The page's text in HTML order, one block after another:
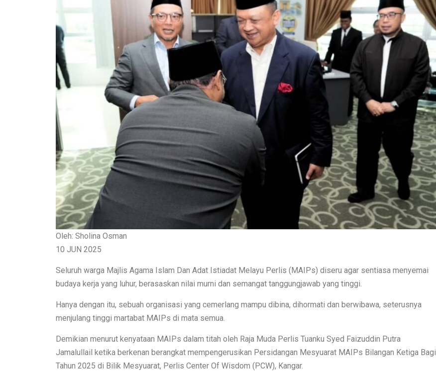
Oleh: Sholina Osman
10 JUN 2025
Seluruh warga Majlis Agama Islam Dan Adat Istiadat Melayu Perlis (MAIPs) diseru agar sentiasa menyemai
budaya kerja yang luhur, berasaskan nilai murni dan semangat tanggungjawab yang tinggi.
Hanya dengan itu, sebuah organisasi yang cemerlang mampu dibina, dihormati dan berwibawa, seterusnya
menjulang tinggi martabat MAIPs di mata semua.
Demikian menurut kenyataan MAIPs dalam titah oleh Raja Muda Perlis Tuanku Syed Faizuddin Putra
Jamalullail ketika berkenan berangkat mempengerusikan Persidangan Mesyuarat MAIPs Bilangan Ketiga Bagi
Tahun 2025 di Bilik Mesyuarat, Perlis Center Of Wisdom (PCW), Kangar.